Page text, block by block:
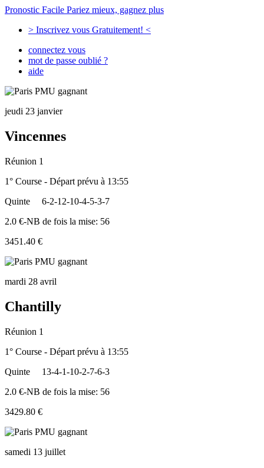
Pronostic Facile Pariez mieux, gagnez plus
> Inscrivez vous Gratuitement! <
connectez vous
mot de passe oublié ?
aide
jeudi 23 janvier
Vincennes
Réunion 1
1° Course - Départ prévu à 13:55
Quinte
6-2-12-10-4-5-3-7
2.0 €-NB de fois la mise: 56
3451.40 €
mardi 28 avril
Chantilly
Réunion 1
1° Course - Départ prévu à 13:55
Quinte
13-4-1-10-2-7-6-3
2.0 €-NB de fois la mise: 56
3429.80 €
samedi 13 juillet